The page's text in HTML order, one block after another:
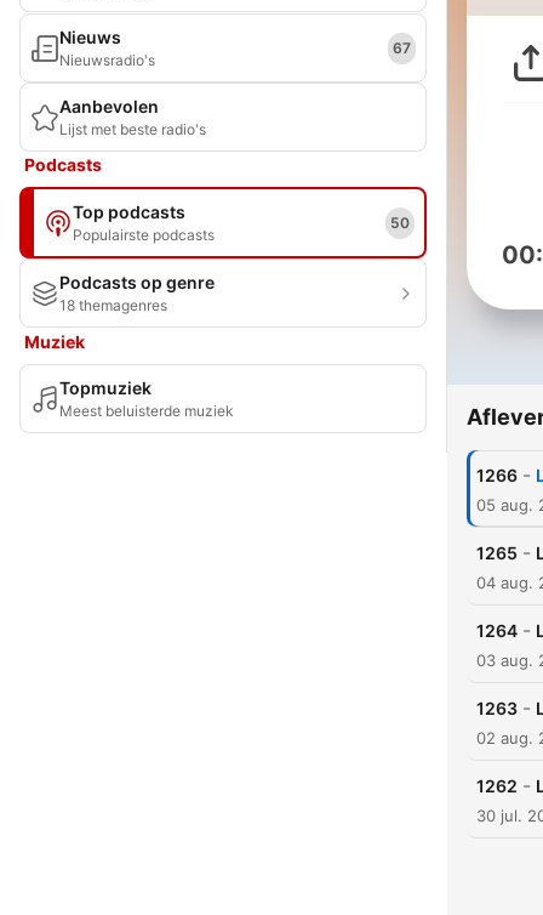
Nieuws
Nieuwsradio's
67
Aanbevolen
Lijst met beste radio's
Podcasts
Top podcasts
Populairste podcasts
50
Podcasts op genre
18 themagenres
Muziek
Topmuziek
Meest beluisterde muziek
1266 -
05 aug.
1265 -
04 aug.
1264 -
03 aug.
1263 -
02 aug.
1262 -
30 jul.